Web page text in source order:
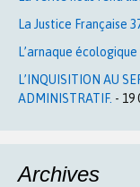
La Justice Française
L’arnaque
L’INQUISITION AU
ADMINISTRATIF. - 19
Archives